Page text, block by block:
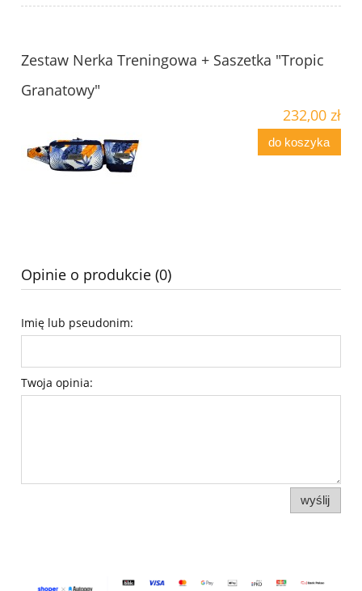
Zestaw Nerka Treningowa + Saszetka "Tropic
Granatowy"
232,00 zł
do koszyka
Opinie o produkcie (0)
Imię lub pseudonim:
Twoja opinia:
wyślij